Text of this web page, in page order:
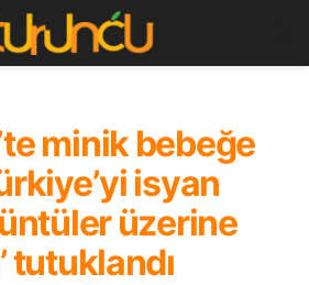
minik bebeğe
isyan
üzerine
tutuklandı